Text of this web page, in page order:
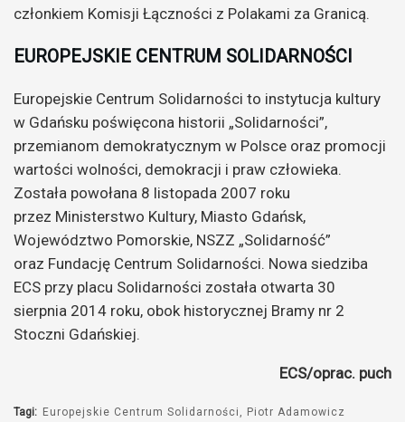
członkiem Komisji Łączności z Polakami za Granicą.
EUROPEJSKIE CENTRUM SOLIDARNOŚCI
Europejskie Centrum Solidarności to instytucja kultury
w Gdańsku poświęcona historii „Solidarności”,
przemianom demokratycznym w Polsce oraz promocji
wartości wolności, demokracji i praw człowieka.
Została powołana 8 listopada 2007 roku
przez Ministerstwo Kultury, Miasto Gdańsk,
Województwo Pomorskie, NSZZ „Solidarność”
oraz Fundację Centrum Solidarności. Nowa siedziba
ECS przy placu Solidarności została otwarta 30
sierpnia 2014 roku, obok historycznej Bramy nr 2
Stoczni Gdańskiej.
ECS/oprac. puch
Tagi: Europejskie Centrum Solidarności Piotr Adamowicz